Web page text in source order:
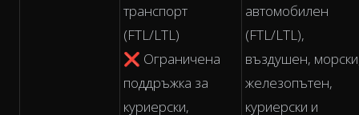
транспорт
(FTL/LTL)
❌ Ограничена
поддръжка за
куриерски,
автомобилен
(FTL/LTL),
въздушен,
железопътен,
куриерски и